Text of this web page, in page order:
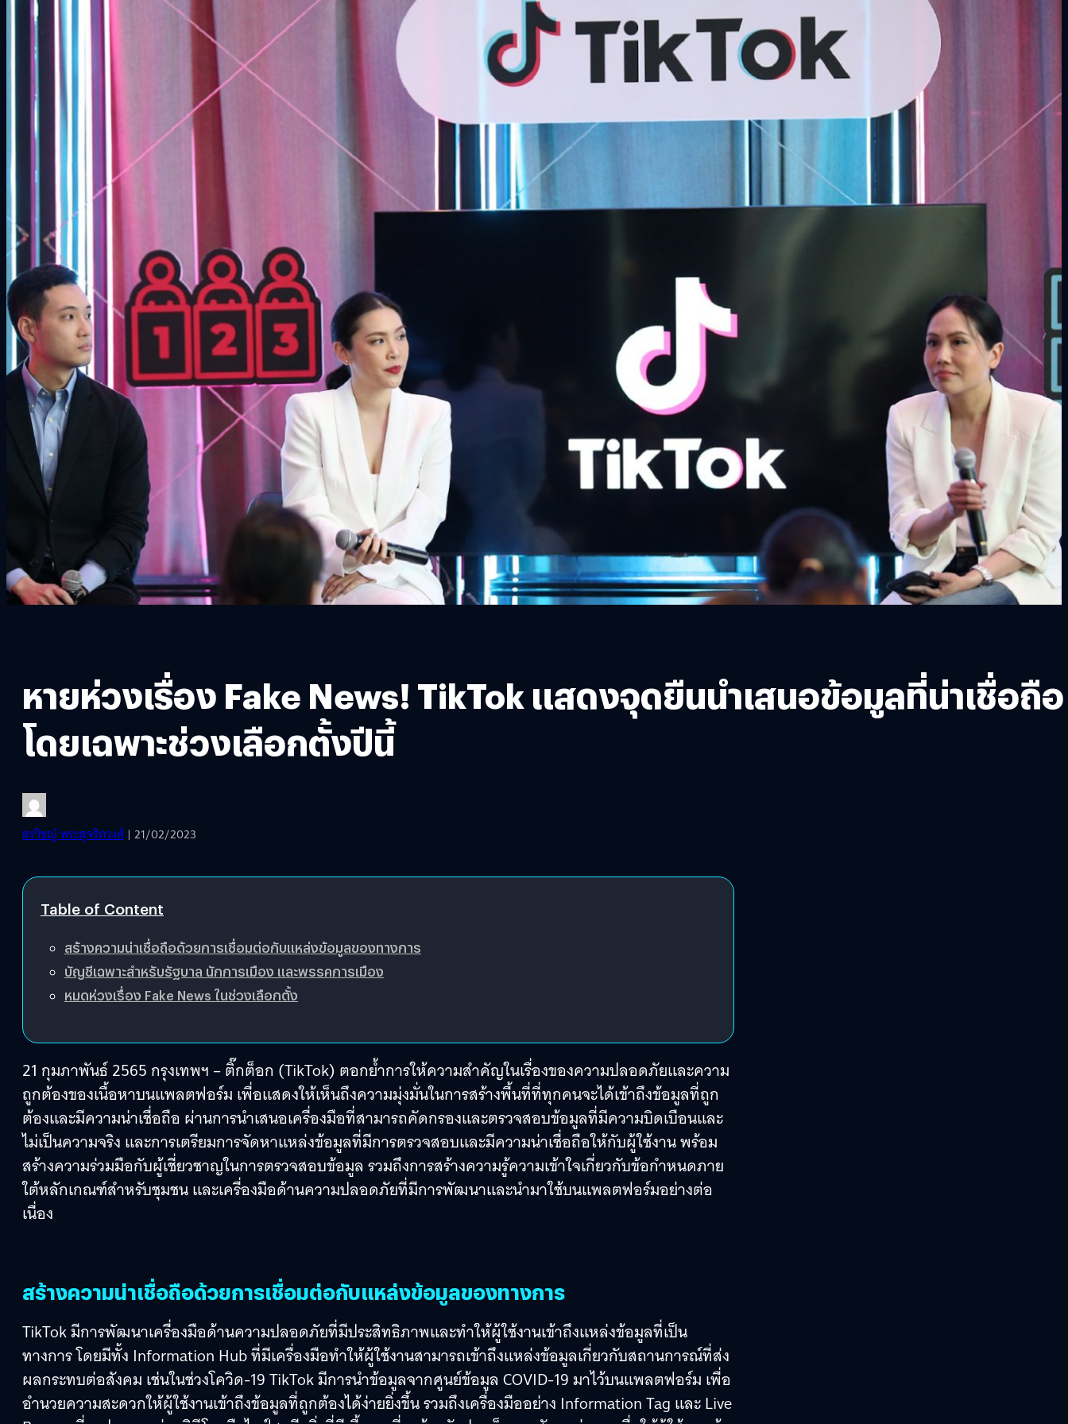
หายห่วงเรื่อง Fake News! TikTok แสดงจุดยืนนำเสนอข้อมูลที่น่าเชื่อถือ
โดยเฉพาะช่วงเลือกตั้งปีนี้
สรวิชญ์ พระสุจริตวงศ์ | 21/02/2023
Table of Content
สร้างความน่าเชื่อถือด้วยการเชื่อมต่อกับแหล่งข้อมูลของทางการ
บัญชีเฉพาะสำหรับรัฐบาล นักการเมือง และพรรคการเมือง
หมดห่วงเรื่อง Fake News ในช่วงเลือกตั้ง
21 กุมภาพันธ์ 2565 กรุงเทพฯ – ติ๊กต็อก (TikTok) ตอกย้ำการให้ความสำคัญในเรื่องของความปลอดภัยและความ
ถูกต้องของเนื้อหาบนแพลตฟอร์ม เพื่อแสดงให้เห็นถึงความมุ่งมั่นในการสร้างพื้นที่ที่ทุกคนจะได้เข้าถึงข้อมูลที่ถูก
ต้องและมีความน่าเชื่อถือ ผ่านการนำเสนอเครื่องมือที่สามารถคัดกรองและตรวจสอบข้อมูลที่มีความบิดเบือนและ
ไม่เป็นความจริง และการเตรียมการจัดหาแหล่งข้อมูลที่มีการตรวจสอบและมีความน่าเชื่อถือให้กับผู้ใช้งาน พร้อม
สร้างความร่วมมือกับผู้เชี่ยวชาญในการตรวจสอบข้อมูล รวมถึงการสร้างความรู้ความเข้าใจเกี่ยวกับข้อกำหนดภาย
ใต้หลักเกณฑ์สำหรับชุมชน และเครื่องมือด้านความปลอดภัยที่มีการพัฒนาและนำมาใช้บนแพลตฟอร์มอย่างต่อ
เนื่อง
สร้างความน่าเชื่อถือด้วยการเชื่อมต่อกับแหล่งข้อมูลของทางการ
TikTok มีการพัฒนาเครื่องมือด้านความปลอดภัยที่มีประสิทธิภาพและทำให้ผู้ใช้งานเข้าถึงแหล่งข้อมูลที่เป็น
ทางการ โดยมีทั้ง Information Hub ที่มีเครื่องมือทำให้ผู้ใช้งานสามารถเข้าถึงแหล่งข้อมูลเกี่ยวกับสถานการณ์ที่ส่ง
ผลกระทบต่อสังคม เช่นในช่วงโควิด-19 TikTok มีการนำข้อมูลจากศูนย์ข้อมูล COVID-19 มาไว้บนแพลตฟอร์ม เพื่อ
อำนวยความสะดวกให้ผู้ใช้งานเข้าถึงข้อมูลที่ถูกต้องได้ง่ายยิ่งขึ้น รวมถึงเครื่องมืออย่าง Information Tag และ Live